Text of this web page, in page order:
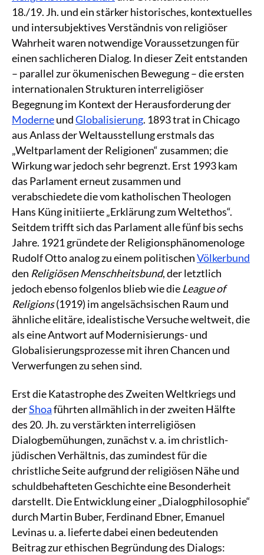
18./19. Jh. und ein stärker historisches, kontextuelles
und intersubjektives Verständnis von religiöser
Wahrheit waren notwendige Voraussetzungen für
einen sachlicheren Dialog. In dieser Zeit entstanden
– parallel zur ökumenischen Bewegung – die ersten
internationalen Strukturen interreligiöser
Begegnung im Kontext der Herausforderung der
ModerneundGlobalisierung. 1893 trat in Chicago
aus Anlass der Weltausstellung erstmals das
„Weltparlament der Religionen“ zusammen; die
Wirkung war jedoch sehr begrenzt. Erst 1993 kam
das Parlament erneut zusammen und
verabschiedete die vom katholischen Theologen
Hans Küng initiierte „Erklärung zum Weltethos“.
Seitdem trifft sich das Parlament alle fünf bis sechs
Jahre. 1921 gründete der Religionsphänomenologe
Rudolf Otto analog zu einem politischenVölkerbund
den Religiösen Menschheitsbund, der letztlich
jedoch ebenso folgenlos blieb wie die League of
Religions(1919) im angelsächsischen Raum und
ähnliche elitäre, idealistische Versuche weltweit, die
als eine Antwort auf Modernisierungs- und
Globalisierungsprozesse mit ihren Chancen und
Verwerfungen zu sehen sind.
Erst die Katastrophe des Zweiten Weltkriegs und
derShoaführten allmählich in der zweiten Hälfte
des 20. Jh. zu verstärkten interreligiösen
Dialogbemühungen, zunächst v. a. im christlich-
jüdischen Verhältnis, das zumindest für die
christliche Seite aufgrund der religiösen Nähe und
schuldbehafteten Geschichte eine Besonderheit
darstellt. Die Entwicklung einer „Dialogphilosophie“
durch Martin Buber, Ferdinand Ebner, Emanuel
Levinas u. a. lieferte dabei einen bedeutenden
Beitrag zur ethischen Begründung des Dialogs: